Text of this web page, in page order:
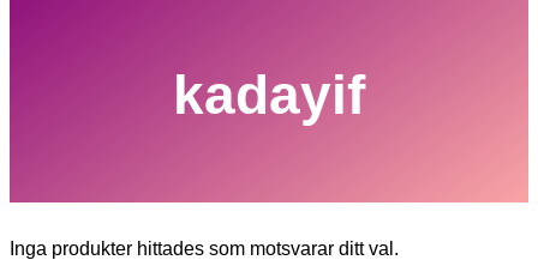
kadayif
Inga produkter hittades som motsvarar ditt val.